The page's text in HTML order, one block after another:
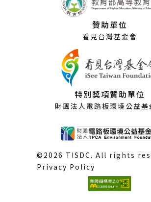
贊助單位
看見台灣基金會
特別獎項贊助單位
財團法人電路板環境公益基
©2026 TISDC. All rights
Privacy Policy
(外
部